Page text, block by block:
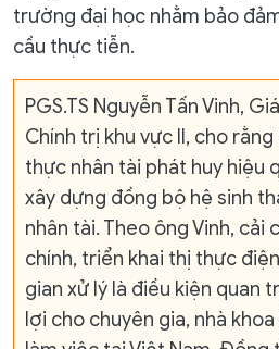
trường đại học nhằm bảo
cầu thực tiễn.
PGS.TS Nguyễn Tấn Vinh,
Chính trị khu vực II, cho
thực nhân tài phát huy hiệu
xây dựng đồng bộ hệ sinh
nhân tài. Theo ông Vinh, cải
chính, triển khai thị thực
gian xử lý là điều kiện quan
lợi cho chuyên gia, nhà